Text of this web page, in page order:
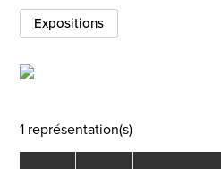
Expositions
1 représentation(s)